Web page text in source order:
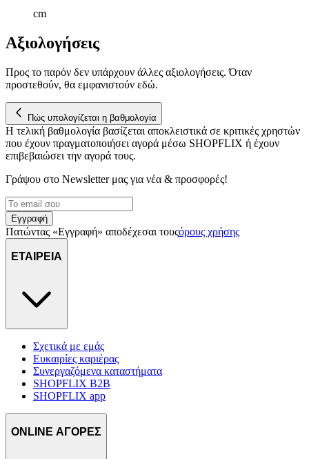
cm
Αξιολογήσεις
Προς το παρόν δεν υπάρχουν άλλες αξιολογήσεις. Όταν
προστεθούν, θα εμφανιστούν εδώ.
Πώς υπολογίζεται η βαθμολογία
Η τελική βαθμολογία βασίζεται αποκλειστικά σε κριτικές χρηστών
που έχουν πραγματοποιήσει αγορά μέσω SHOPFLIX ή έχουν
επιβεβαιώσει την αγορά τους.
Γράψου στο Νewsletter μας για νέα & προσφορές!
Εγγραφή
Πατώντας «Εγγραφή» αποδέχεσαι τουςόρους χρήσης
ΕΤΑΙΡΕΙΑ
Σχετικά με εμάς
Ευκαιρίες καριέρας
Συνεργαζόμενα καταστήματα
SHOPFLIX B2B
SHOPFLIX app
ONLINE ΑΓΟΡΕΣ